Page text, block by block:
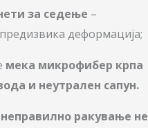
за седење –
деформација;
мека микрофибер крпа
и неутрален сапун.
ракување не